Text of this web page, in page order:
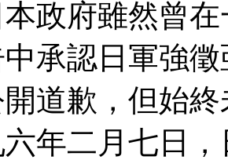
府雖然曾在
承認日軍強
道歉，但始
年二月七日